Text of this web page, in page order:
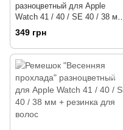
разноцветный для Apple
Watch 41 / 40 / SE 40 / 38 мм
+ резинка для волос
349 грн